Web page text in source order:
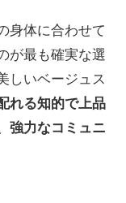
身体に合わせて
が最も確実な選
しいベージュス
れる知的で上品
強力なコミュニ